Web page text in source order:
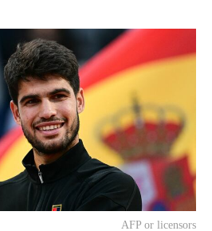
AFP or licensors